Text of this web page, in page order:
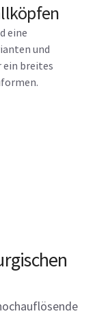
eine
und
ein breites